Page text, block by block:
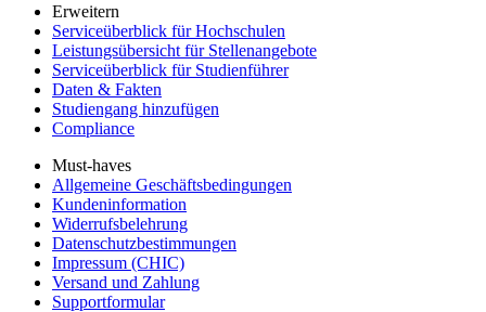
Erweitern
Serviceüberblick für Hochschulen
Leistungsübersicht für Stellenangebote
Serviceüberblick für Studienführer
Daten & Fakten
Studiengang hinzufügen
Compliance
Must-haves
Allgemeine Geschäftsbedingungen
Kundeninformation
Widerrufsbelehrung
Datenschutzbestimmungen
Impressum (CHIC)
Versand und Zahlung
Supportformular